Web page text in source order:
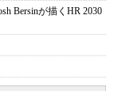
Bersinが描くHR 2030